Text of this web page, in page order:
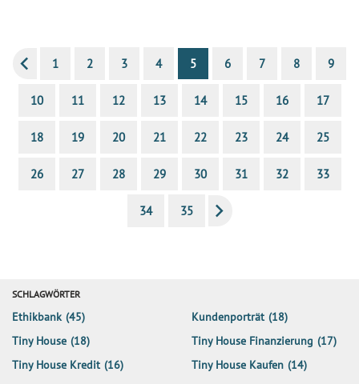
1 2 3 4 5 6 7 8 9
10 11 12 13 14 15 16 17
18 19 20 21 22 23 24 25
26 27 28 29 30 31 32 33
34 35
SCHLAGWÖRTER
Ethikbank (45) Kundenporträt (18)
Tiny House (18) Tiny House Finanzierung (17)
Tiny House Kredit (16) Tiny House Kaufen (14)